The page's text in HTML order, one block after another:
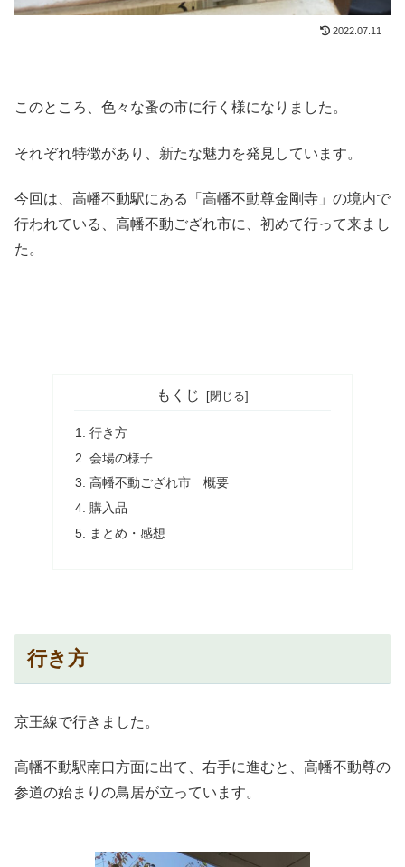
2022.07.11
このところ、色々な蚤の市に行く様になりました。
それぞれ特徴があり、新たな魅力を発見しています。
今回は、高幡不動駅にある「高幡不動尊金剛寺」の境内で
行われている、高幡不動ござれ市に、初めて行って来まし
た。
もくじ
行き方
会場の様子
高幡不動ござれ市 概要
購入品
まとめ・感想
行き方
京王線で行きました。
高幡不動駅南口方面に出て、右手に進むと、高幡不動尊の
参道の始まりの鳥居が立っています。